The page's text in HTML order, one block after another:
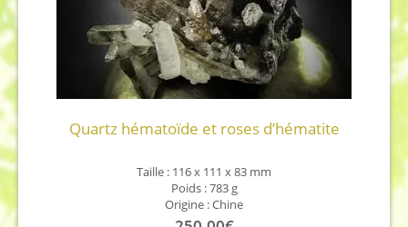
Quartz hématoïde et roses d’hématite
Taille : 116 x 111 x 83 mm
Poids : 783 g
Origine : Chine